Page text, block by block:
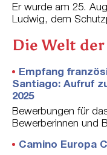
b
u
-
u
s
c
h
Er wurde am 25.
Ludwig, dem
des Amis de Saint-
Die Welt der
Empfang
Santiago: Aufruf
2025
Bewerbungen für
Bewerberinnen und
vom 16. bis 30. oder
Camino Europa